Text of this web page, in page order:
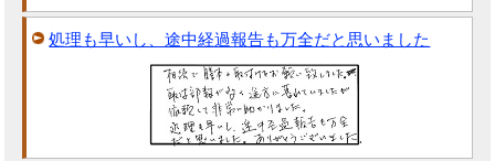
処理も早いし、途中経過報告も万全だと思いました